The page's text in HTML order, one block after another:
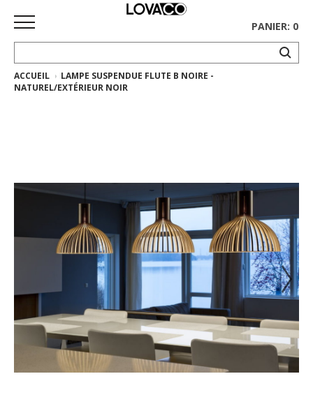
ACCUEIL
Collection
Ethnicraft
Collection
Gus*
Vente
démonstrateurs
Luminaires
PANIER: 0
ACCUEIL
LAMPE SUSPENDUE FLUTE B NOIRE -
NATUREL/EXTÉRIEUR NOIR